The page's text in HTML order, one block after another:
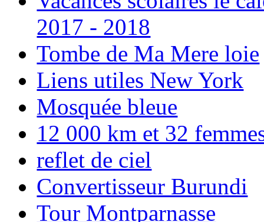
2017 - 2018
Tombe de Ma Mere loie
Liens utiles New York
Mosquée bleue
12 000 km et 32
reflet de ciel
Convertisseur Burundi
Tour Montparnasse